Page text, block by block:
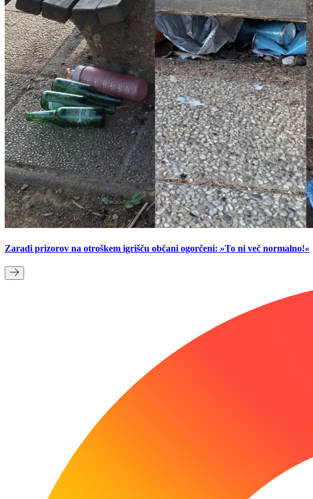
Zaradi prizorov na otroškem igrišču občani ogorčeni: »To ni več normalno!«